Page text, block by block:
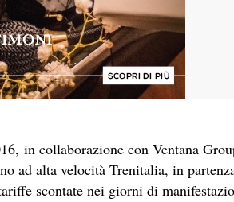
in collaborazione con Ventana
ad alta velocità Trenitalia, in
scontate nei giorni di